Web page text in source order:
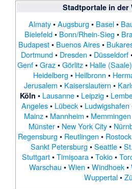
Stadtportale in der
Almaty•Augsburg • Basel•
Bielefeld• Bonn/Rhein-Sieg •
Budapest• Buenos Aires•
Dortmund• Dresden • Düsseldorf
Genf•Graz•Görlitz• Halle (Saale)
Heidelberg • Heilbronn •
Jerusalem • Kaiserslautern •
Köln • Lausanne• Leipzig •
Angeles• Lübeck• Ludwigshafen
Mainz• Mannheim • Memmingen
Münster• New York City•
Regensburg • Reutlingen • Rostock
Sankt Petersburg •Seattle•
Stuttgart•Timișoara•Tokio•
Warschau •Wien •Windhoek•
Wuppertal•